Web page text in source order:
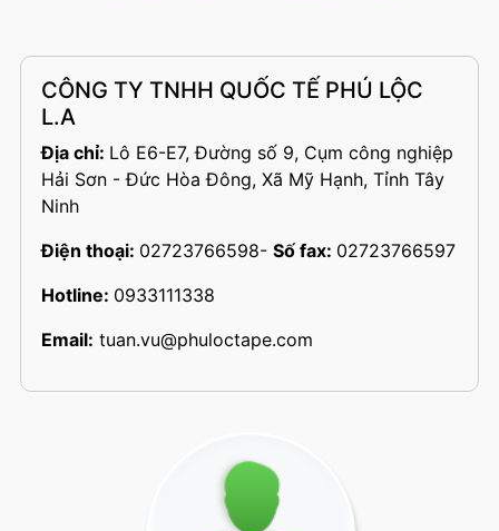
CÔNG TY TNHH QUỐC TẾ PHÚ LỘC
L.A
Địa chỉ: Lô E6-E7, Đường số 9, Cụm công nghiệp
Hải Sơn - Đức Hòa Đông, Xã Mỹ Hạnh, Tỉnh Tây
Ninh
Điện thoại: 02723766598- Số fax: 02723766597
Hotline: 0933111338
Email: tuan.vu@phuloctape.com